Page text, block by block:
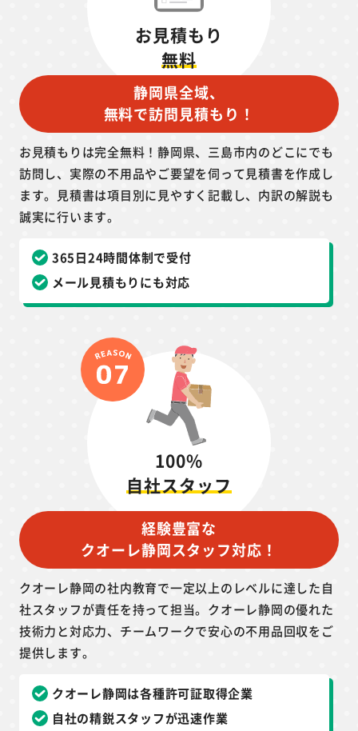
お見積もり
無料
静岡県全域、
無料で訪問見積もり！
お見積もりは完全無料！静岡県、三島市内のどこにでも
訪問し、実際の不用品やご要望を伺って見積書を作成し
ます。見積書は項目別に見やすく記載し、内訳の解説も
誠実に行います。
365日24時間体制で受付
メール見積もりにも対応
100%
自社スタッフ
経験豊富な
クオーレ静岡スタッフ対応！
クオーレ静岡の社内教育で一定以上のレベルに達した自
社スタッフが責任を持って担当。クオーレ静岡の優れた
技術力と対応力、チームワークで安心の不用品回収をご
提供します。
クオーレ静岡は各種許可証取得企業
自社の精鋭スタッフが迅速作業